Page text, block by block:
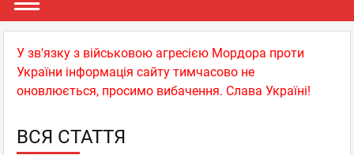
У зв'язку з військовою агресією Мордора проти
України інформація сайту тимчасово не
оновлюється, просимо вибачення. Слава Україні!
ВСЯ СТАТТЯ